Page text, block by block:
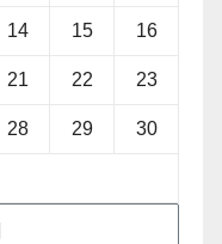
14 15 16
21 22 23
28 29 30